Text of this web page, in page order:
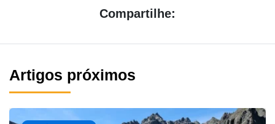
Compartilhe:
Artigos próximos